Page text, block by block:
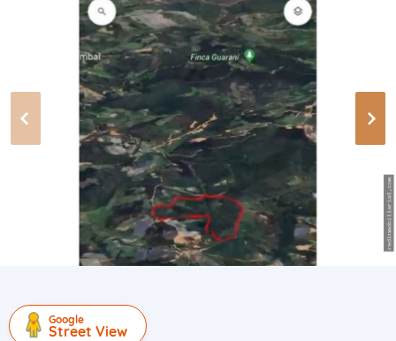
Google
Street View